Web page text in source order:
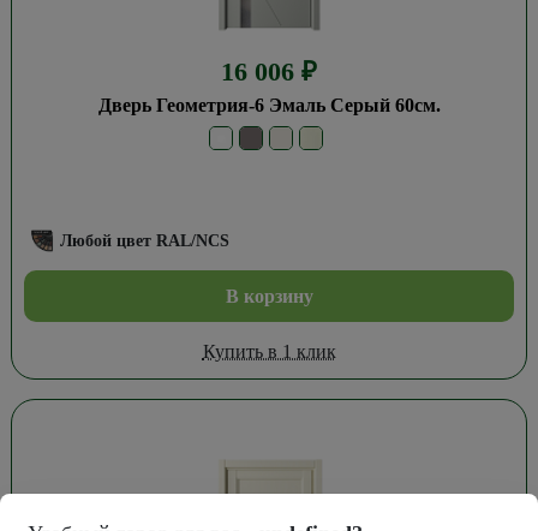
16 006 ₽
Дверь Геометрия-6 Эмаль Серый 60см.
Любой цвет RAL/NCS
В корзину
Купить в 1 клик